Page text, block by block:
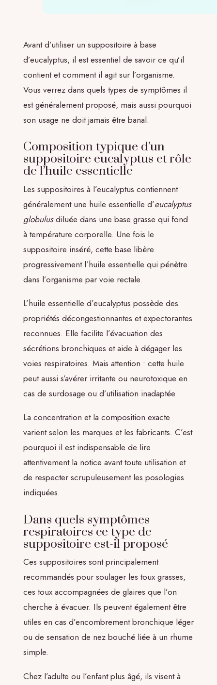
Avant d’utiliser un suppositoire à base
d’eucalyptus, il est essentiel de savoir ce qu’il
contient et comment il agit sur l’organisme.
Vous verrez dans quels types de symptômes il
est généralement proposé, mais aussi pourquoi
son usage ne doit jamais être banal.
Composition typique d’un
suppositoire eucalyptus et rôle
de l’huile essentielle
Les suppositoires à l’eucalyptus contiennent
généralement une huile essentielle d’eucalyptus
globulusdiluée dans une base grasse qui fond
à température corporelle. Une fois le
suppositoire inséré, cette base libère
progressivement l’huile essentielle qui pénètre
dans l’organisme par voie rectale.
L’huile essentielle d’eucalyptus possède des
propriétés décongestionnantes et expectorantes
reconnues. Elle facilite l’évacuation des
sécrétions bronchiques et aide à dégager les
voies respiratoires. Mais attention : cette huile
peut aussi s’avérer irritante ou neurotoxique en
cas de surdosage ou d’utilisation inadaptée.
La concentration et la composition exacte
varient selon les marques et les fabricants. C’est
pourquoi il est indispensable de lire
attentivement la notice avant toute utilisation et
de respecter scrupuleusement les posologies
indiquées.
Dans quels symptômes
respiratoires ce type de
suppositoire est-il proposé
Ces suppositoires sont principalement
recommandés pour soulager les toux grasses,
ces toux accompagnées de glaires que l’on
cherche à évacuer. Ils peuvent également être
utiles en cas d’encombrement bronchique léger
ou de sensation de nez bouché liée à un rhume
simple.
Chez l’adulte ou l’enfant plus âgé, ils visent à